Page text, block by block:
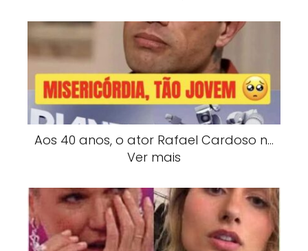
Aos 40 anos, o ator Rafael Cardoso n…
Ver mais